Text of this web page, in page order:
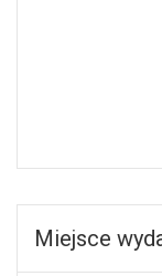
Miejsce